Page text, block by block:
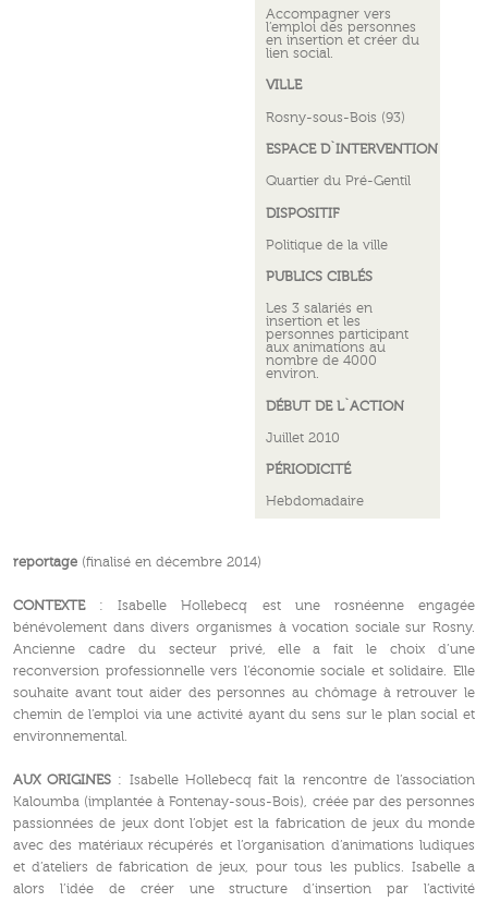
Accompagner vers
l’emploi des personnes
en insertion et créer du
lien social.
VILLE
Rosny-sous-Bois (93)
ESPACE D`INTERVENTION
Quartier du Pré-Gentil
DISPOSITIF
Politique de la ville
PUBLICS CIBLÉS
Les 3 salariés en
insertion et les
personnes participant
aux animations au
nombre de 4000
environ.
DÉBUT DE L`ACTION
Juillet 2010
PÉRIODICITÉ
Hebdomadaire
reportage (finalisé en décembre 2014)
CONTEXTE: Isabelle Hollebecq est une rosnéenne engagée
bénévolement dans divers organismes à vocation sociale sur Rosny.
Ancienne cadre du secteur privé, elle a fait le choix d’une
reconversion professionnelle vers l’économie sociale et solidaire. Elle
souhaite avant tout aider des personnes au chômage à retrouver le
chemin de l’emploi via une activité ayant du sens sur le plan social et
environnemental.
AUX ORIGINES : Isabelle Hollebecq fait la rencontre de l’association
Kaloumba (implantée à Fontenay-sous-Bois), créée par des personnes
passionnées de jeux dont l’objet est la fabrication de jeux du monde
avec des matériaux récupérés et l’organisation d’animations ludiques
et d’ateliers de fabrication de jeux, pour tous les publics. Isabelle a
alors l’idée de créer une structure d’insertion par l’activité